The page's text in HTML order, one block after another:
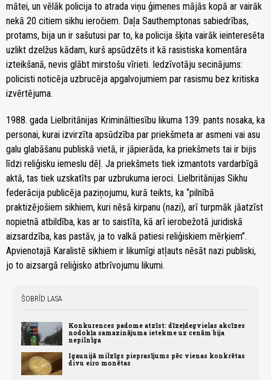
mātei, un vēlāk policija to atrada viņu ģimenes mājās kopā ar vairāk
nekā 20 citiem sikhu ieročiem. Daļa Sauthemptonas sabiedrības,
protams, bija un ir sašutusi par to, ka policija šķita vairāk ieinteresēta
uzlikt dzelžus kādam, kurš apsūdzēts it kā rasistiska komentāra
izteikšanā, nevis glābt mirstošu vīrieti. Iedzīvotāju secinājums:
policisti noticēja uzbrucēja apgalvojumiem par rasismu bez kritiska
izvērtējuma.
1988. gada Lielbritānijas Krimināltiesību likuma 139. pants nosaka, ka
personai, kurai izvirzīta apsūdzība par priekšmeta ar asmeni vai asu
galu glabāšanu publiskā vietā, ir jāpierāda, ka priekšmets tai ir bijis
līdzi reliģisku iemeslu dēļ. Ja priekšmets tiek izmantots vardarbīgā
aktā, tas tiek uzskatīts par uzbrukuma ieroci. Lielbritānijas Sikhu
federācija publicēja paziņojumu, kurā teikts, ka “pilnībā
praktizējošiem sikhiem, kuri nēsā kirpanu (nazi), arī turpmāk jāatzīst
nopietnā atbildība, kas ar to saistīta, kā arī ierobežotā juridiskā
aizsardzība, kas pastāv, ja to valkā patiesi reliģiskiem mērķiem”.
Apvienotajā Karalistē sikhiem ir likumīgi atļauts nēsāt nazi publiski,
jo to aizsargā reliģisko atbrīvojumu likumi.
ŠOBRĪD LASA
Konkurences padome atzīst: dīzeļdegvielas akcīzes
nodokļa samazinājuma ietekme uz cenām bija
nepilnīga
Igaunijā milzīgs pieprasījums pēc vienas konkrētas
divu eiro monētas